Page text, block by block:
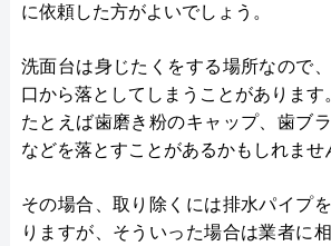
に依頼した方がよいでしょう。
洗面台は身じたくをする場所なので
口から落としてしまうことがあります
たとえば歯磨き粉のキャップ、歯ブ
などを落とすことがあるかもしれませ
その場合、取り除くには排水パイプ
りますが、そういった場合は業者に